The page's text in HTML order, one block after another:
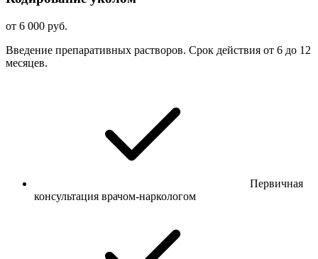
от 6 000 руб.
Введение препаративных растворов. Срок действия от 6 до 12
месяцев.
Первичная
консультация врачом-наркологом